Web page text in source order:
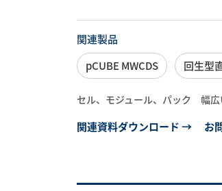
関連製品
pCUBE MWCDS
回生型
セル、モジュール、パック 幅広
関連資料ダウンロード → お